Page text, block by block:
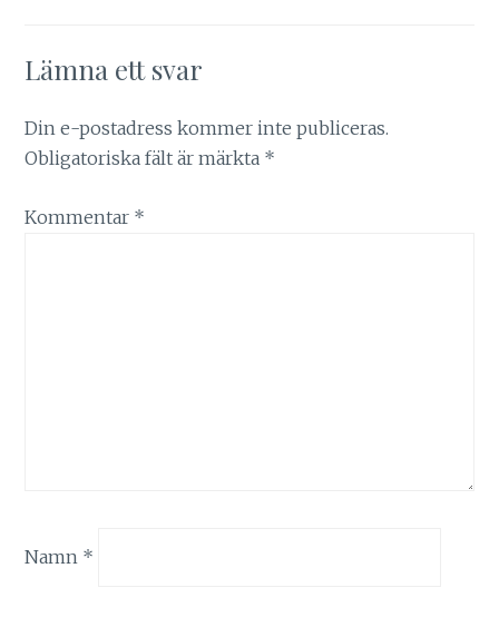
Lämna ett svar
Din e-postadress kommer inte publiceras.
Obligatoriska fält är märkta *
Kommentar *
Namn *